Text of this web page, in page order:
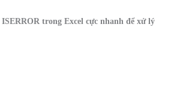
trong Excel cực nhanh để xử lý